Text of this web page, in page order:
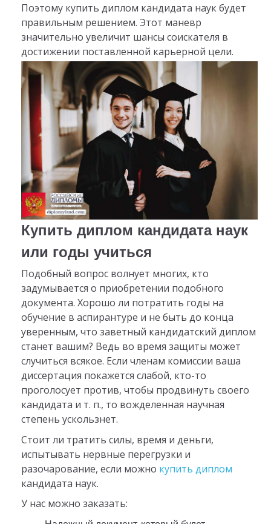
Поэтому купить диплом кандидата наук будет
правильным решением. Этот маневр
значительно увеличит шансы соискателя в
достижении поставленной карьерной цели.
Купить диплом кандидата наук
или годы учиться
Подобный вопрос волнует многих, кто
задумывается о приобретении подобного
документа. Хорошо ли потратить годы на
обучение в аспирантуре и не быть до конца
уверенным, что заветный кандидатский диплом
станет вашим? Ведь во время защиты может
случиться всякое. Если членам комиссии ваша
диссертация покажется слабой, кто-то
проголосует против, чтобы продвинуть своего
кандидата и т. п., то вожделенная научная
степень ускользнет.
Стоит ли тратить силы, время и деньги,
испытывать нервные перегрузки и
разочарование, если можно купить диплом
кандидата наук.
У нас можно заказать: